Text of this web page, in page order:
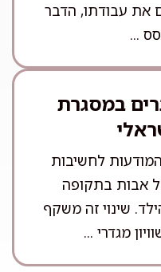
את עבודתו, הדבר
...
במסגרת
לחשיבות
אבות בתקופה
שינוי זה משקף
מגדרי ...